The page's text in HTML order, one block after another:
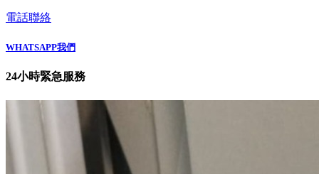
電話聯絡
WHATSAPP我們
24小時緊急服務